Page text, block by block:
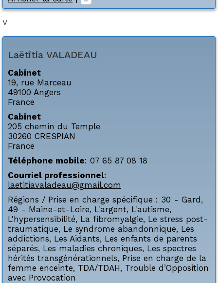
V
Laëtitia VALADEAU
Cabinet
19, rue Marceau
49100 Angers
France
Cabinet
205 chemin du Temple
30260 CRESPIAN
France
Téléphone mobile: 07 65 87 08 18
Courriel professionnel:
laetitiavaladeau@gmail.com
Régions / Prise en charge spécifique : 30 - Gard,
49 - Maine-et-Loire, L'argent, L'autisme,
L'hypersensibilité, La fibromyalgie, Le stress post-
traumatique, Le syndrome abandonnique, Les
addictions, Les Aidants, Les enfants de parents
séparés, Les maladies chroniques, Les spectres
hérités transgénérationnels, Prise en charge de la
femme enceinte, TDA/TDAH, Trouble d’Opposition
avec Provocation